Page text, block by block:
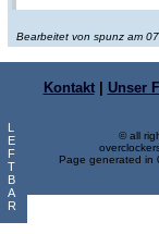
Bearbeitet von spunz am
L
E
F
T
B
A
R
Kontakt| Unser
© all
Page generated in